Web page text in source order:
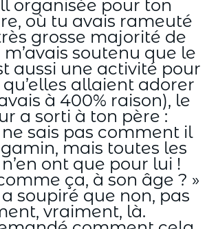
organisée pour ton
où tu avais rameuté
grosse majorité de
soutenu que le
aussi une activité pour
allaient adorer
à 400% raison), le
a sorti à ton père :
ne sais pas comment il
mais toutes les
ont que pour lui !
ça, à son âge ? »
a soupiré que non, pas
vraiment, là.